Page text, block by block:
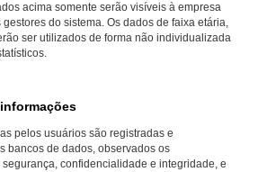
acima somente serão visíveis à empresa
do sistema. Os dados de faixa etária,
ser utilizados de forma não individualizada
pelos usuários são registradas e
bancos de dados, observados os
confidencialidade e integridade, e